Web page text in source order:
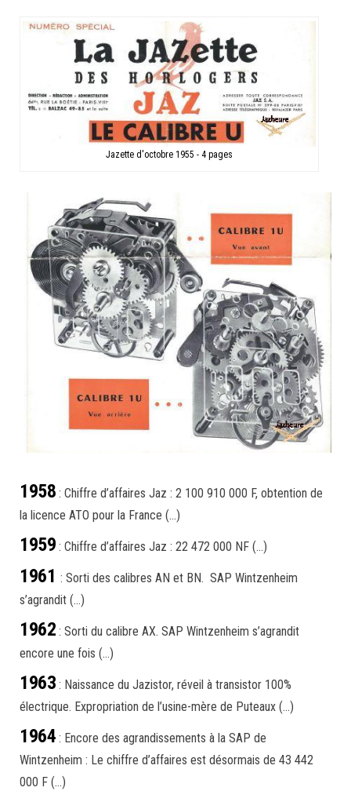
Jazette d'octobre 1955 - 4 pages
1958 : Chiffre d’affaires Jaz : 2 100 910 000 F, obtention de
la licence ATO pour la France (…)
1959 : Chiffre d’affaires Jaz : 22 472 000 NF (…)
1961 : Sorti des calibres AN et BN. SAP Wintzenheim
s’agrandit (…)
1962 : Sorti du calibre AX. SAP Wintzenheim s’agrandit
encore une fois (…)
1963 : Naissance du Jazistor, réveil à transistor 100%
électrique. Expropriation de l’usine-mère de Puteaux (…)
1964 : Encore des agrandissements à la SAP de
Wintzenheim : Le chiffre d’affaires est désormais de 43 442
000 F (…)